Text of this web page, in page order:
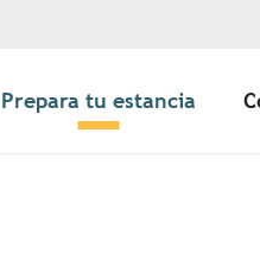
Prepara tu estancia